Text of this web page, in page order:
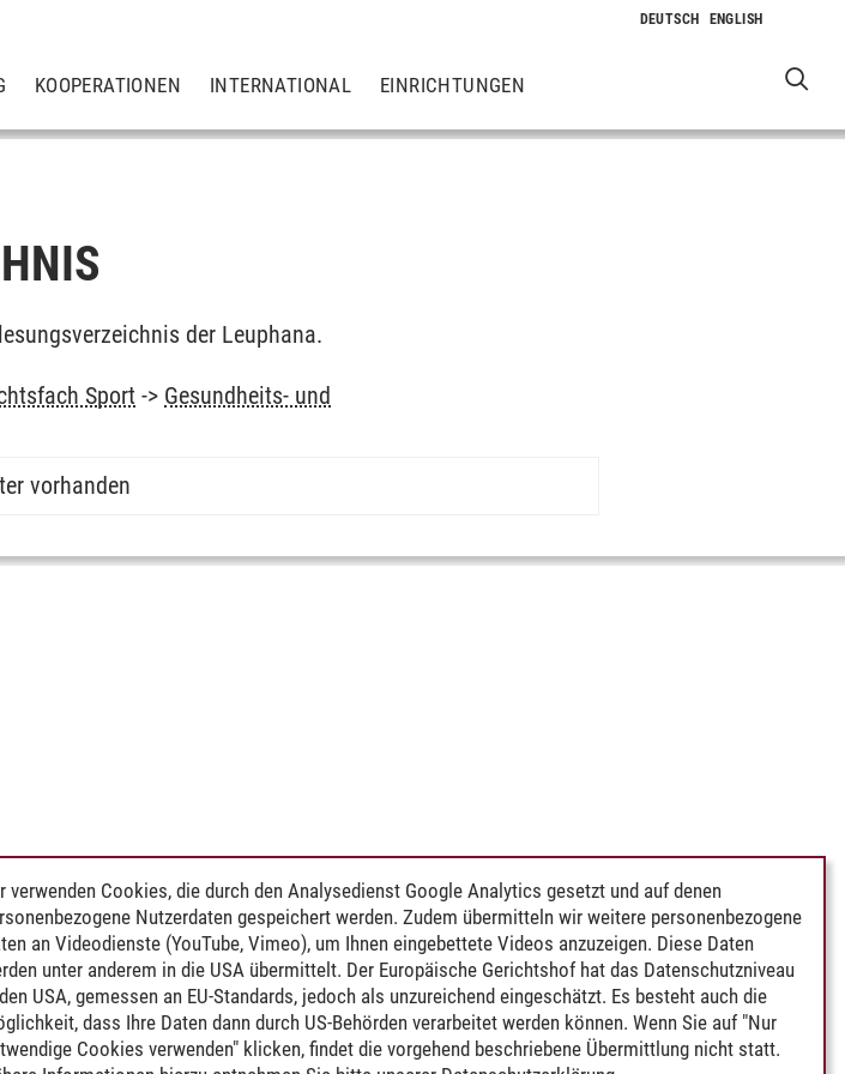
KOOPERATIONEN INTERNATIONAL EINRICHTUNGEN
der Leuphana.
Sport -> Gesundheits- und
vorhanden
verwenden Cookies, die durch den Analysedienst Google Analytics gesetzt und auf denen
Nutzerdaten gespeichert werden. Zudem übermitteln wir weitere personenbezogene
an Videodienste (YouTube, Vimeo), um Ihnen eingebettete Videos anzuzeigen. Diese Daten
unter anderem in die USA übermittelt. Der Europäische Gerichtshof hat das Datenschutzniveau
USA, gemessen an EU-Standards, jedoch als unzureichend eingeschätzt. Es besteht auch die
dass Ihre Daten dann durch US-Behörden verarbeitet werden können. Wenn Sie auf "Nur
Cookies verwenden" klicken, findet die vorgehend beschriebene Übermittlung nicht statt.